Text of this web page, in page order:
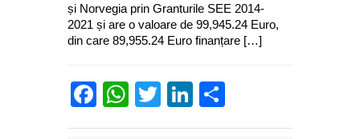
și Norvegia prin Granturile SEE 2014-
2021 și are o valoare de 99,945.24 Euro,
din care 89,955.24 Euro finanțare […]
Facebook
WhatsApp
TwitterLinkedIn